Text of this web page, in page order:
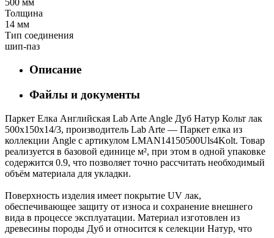
Толщина
14 мм
Тип соединения
шип-паз
Описание
Файлы и документы
Паркет Елка Английская Lab Arte Angle Дуб Натур Кольт лак
500х150х14/3, производитель Lab Arte — Паркет елка из
коллекции Angle с артикулом LMAN14150500Uls4Kolt. Товар
реализуется в базовой единице м², при этом в одной упаковке
содержится 0.9, что позволяет точно рассчитать необходимый
объём материала для укладки.
Поверхность изделия имеет покрытие UV лак,
обеспечивающее защиту от износа и сохранение внешнего
вида в процессе эксплуатации. Материал изготовлен из
древесины породы Дуб и относится к селекции Натур, что